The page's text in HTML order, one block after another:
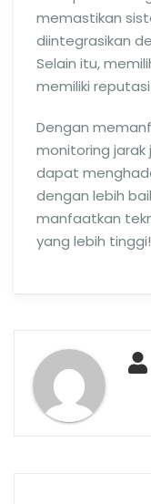
memastikan
diintegrasikan
Selain itu,
memiliki
Dengan
monitoring jarak
dapat
dengan lebih
manfaatkan
yang lebih tinggi!